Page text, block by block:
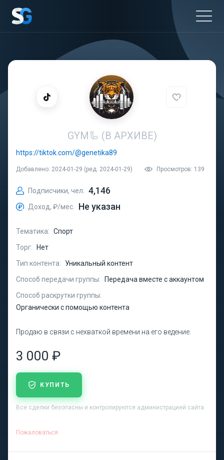
GYM🦾 (В АРХИВЕ)
https://tiktok.com/@genetika89
Добавлено: 2024-01-29 (ред. 2024-01-29) Просмотров: 139
Подписчики, чел. 4,146
Доход, ₽/мес. Не указан
Тематика: Спорт
Торг:
Нет
Тип контента:
Уникальный контент
Способ передачи группы:
Передача вместе с аккаунтом
Способ раскрутки группы:
Органически с помощью контента
Продаю в связи с нехваткой времени на его ведение.
3 000 ₽
КУПИТЬ
Все сделки безопасны и контролируются администрацией сайта
Пожаловаться